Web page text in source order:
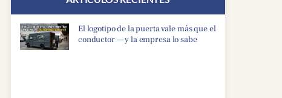
El logotipo de la puerta vale más que el
conductor — y la empresa lo sabe